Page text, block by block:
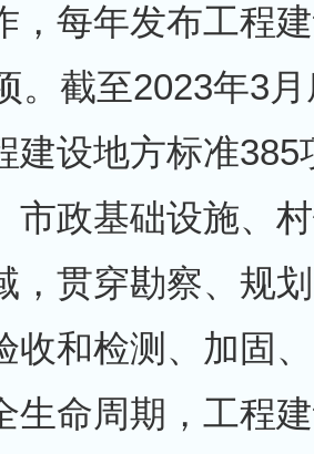
，每年发布工程
。截至2023年3
建设地方标准385
市政基础设施、
，贯穿勘察、规
收和检测、加固
生命周期，工程